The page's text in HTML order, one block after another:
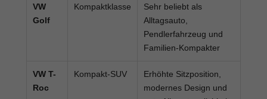
VW
Golf
Kompaktklasse
Sehr beliebt als
Alltagsauto,
Pendlerfahrzeug und
Familien-Kompakter
VW T-
Roc
Kompakt-SUV
Erhöhte Sitzposition,
modernes Design und